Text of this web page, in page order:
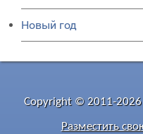
Новый год
Copyright © 2011-
Разместить